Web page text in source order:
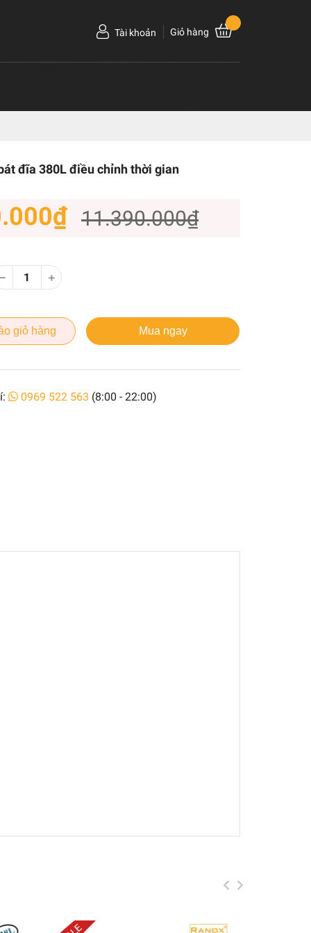
Tài khoản Giỏ hàng
đĩa 380L điều chỉnh thời gian
11.390.000₫
giỏ hàng Mua ngay
0969 522 563 (8:00 - 22:00)
nhanh, diệt 99,9% vi khuẩn nấm mốc.
bằng núm hẹn giờ từ 20-60 phút.